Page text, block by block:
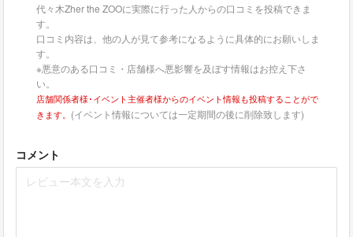
代々木Zher the ZOOに実際に行った人からの口コミを投稿できま
す。
口コミ内容は、他の人が見て参考になるように具体的にお願いしま
す。
※悪意のある口コミ・店舗様へ悪影響を及ぼす情報はお控え下さ
い。
店舗関係者様･イベント主催者様からのイベント情報も投稿することがで
きます。 (イベント情報については一定期間の後に削除致します)
コメント